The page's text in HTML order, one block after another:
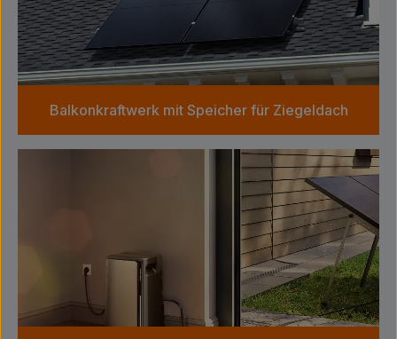
Balkonkraftwerk mit Speicher für Ziegeldach